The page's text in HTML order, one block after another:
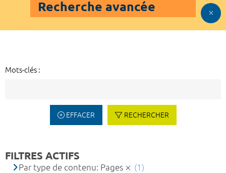
Recherche avancée
Mots-clés :
EFFACER RECHERCHER
FILTRES ACTIFS
Par type de contenu: Pages
(1)